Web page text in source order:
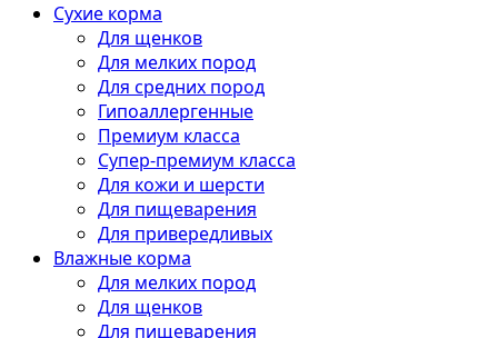
Сухие корма
Для щенков
Для мелких пород
Для средних пород
Гипоаллергенные
Премиум класса
Супер-премиум класса
Для кожи и шерсти
Для пищеварения
Для привередливых
Влажные корма
Для мелких пород
Для щенков
Для пищеварения